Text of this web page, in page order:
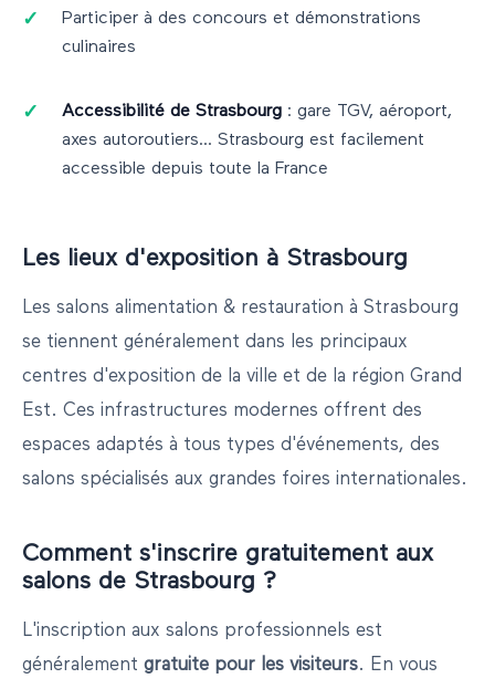
Participer à des concours et démonstrations
culinaires
Accessibilité de Strasbourg : gare TGV, aéroport,
axes autoroutiers... Strasbourg est facilement
accessible depuis toute la France
Les lieux d'exposition à Strasbourg
Les salons alimentation & restauration à Strasbourg
se tiennent généralement dans les principaux
centres d'exposition de la ville et de la région Grand
Est. Ces infrastructures modernes offrent des
espaces adaptés à tous types d'événements, des
salons spécialisés aux grandes foires internationales.
Comment s'inscrire gratuitement aux
salons de Strasbourg ?
L'inscription aux salons professionnels est
généralement gratuite pour les visiteurs. En vous